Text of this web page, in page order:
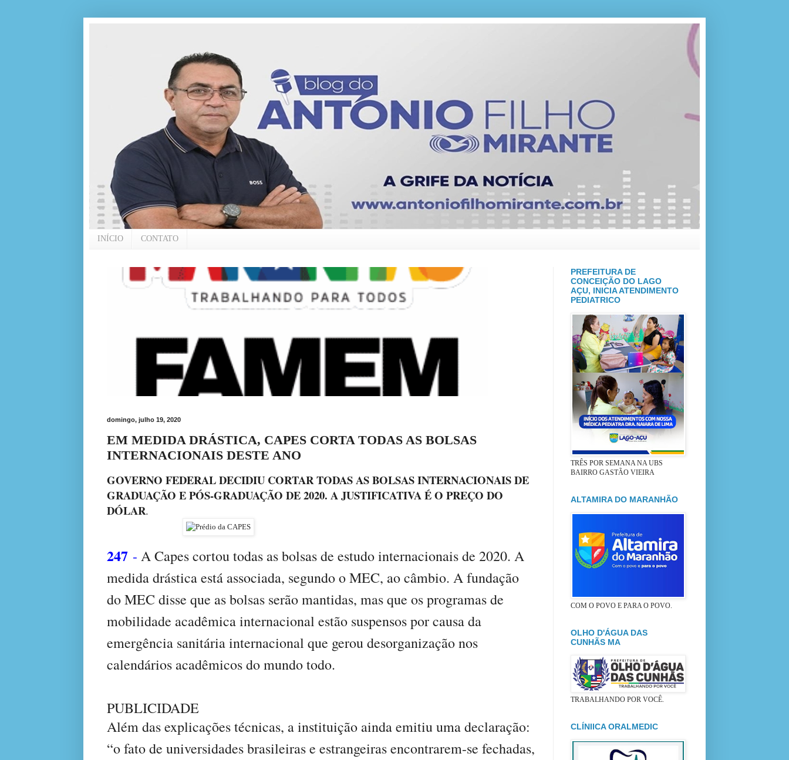
INÍCIO CONTATO
domingo, julho 19, 2020
EM MEDIDA DRÁSTICA, CAPES CORTA TODAS AS BOLSAS
INTERNACIONAIS DESTE ANO
GOVERNO FEDERAL DECIDIU CORTAR TODAS AS BOLSAS INTERNACIONAIS DE
GRADUAÇÃO E PÓS-GRADUAÇÃO DE 2020. A JUSTIFICATIVA É O PREÇO DO
DÓLAR.
247 - A Capes cortou todas as bolsas de estudo internacionais de 2020. A
medida drástica está associada, segundo o MEC, ao câmbio. A fundação
do MEC disse que as bolsas serão mantidas, mas que os programas de
mobilidade acadêmica internacional estão suspensos por causa da
emergência sanitária internacional que gerou desorganização nos
calendários acadêmicos do mundo todo.
PUBLICIDADE
Além das explicações técnicas, a instituição ainda emitiu uma declaração:
“o fato de universidades brasileiras e estrangeiras encontrarem-se fechadas,
PREFEITURA DE
CONCEIÇÃO DO LAGO
AÇU, INICIA ATENDIMENTO
PEDIATRICO
TRÊS POR SEMANA NA UBS
BAIRRO GASTÃO VIEIRA
ALTAMIRA DO MARANHÃO
COM O POVO E PARA O POVO.
OLHO D'ÁGUA DAS
CUNHÃS MA
TRABALHANDO POR VOCÊ.
CLÍNIICA ORALMEDIC